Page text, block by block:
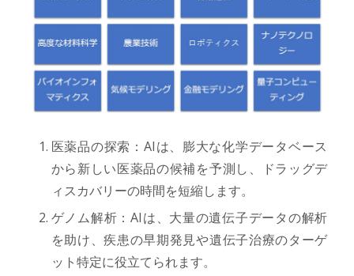
医薬品の探索：AIは、膨大な化学データベース
から新しい医薬品の候補を予測し、ドラッグデ
ィスカバリーの時間を短縮します。
ゲノム解析：AIは、大量の遺伝子データの解析
を助け、疾患の早期発見や遺伝子治療のターゲ
ット特定に役立てられます。